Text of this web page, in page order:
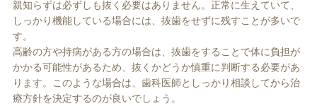
親知らずは必ずしも抜く必要はありません。正常に生えていて、
しっかり機能している場合には、抜歯をせずに残すことが多いで
す。
高齢の方や持病がある方の場合は、抜歯をすることで体に負担が
かかる可能性があるため、抜くかどうか慎重に判断する必要があ
ります。このような場合は、歯科医師としっかり相談してから治
療方針を決定するのが良いでしょう。